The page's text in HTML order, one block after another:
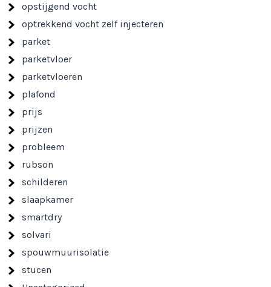
opstijgend vocht
optrekkend vocht zelf injecteren
parket
parketvloer
parketvloeren
plafond
prijs
prijzen
probleem
rubson
schilderen
slaapkamer
smartdry
solvari
spouwmuurisolatie
stucen